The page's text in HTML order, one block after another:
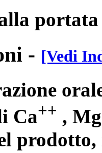
- [Vedi
Ca++ , Mg